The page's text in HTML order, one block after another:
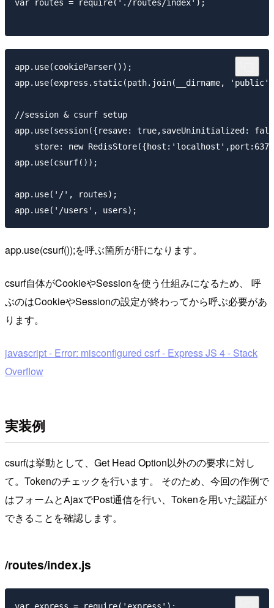
var routes = require('./routes/index');
app.use(cookieParser());
app.use(express.static(path.join(__dirname,
//session & csurf setup
app.use(session({resave: true,saveUninitialized:
store: new
app.use(csurf());
app.use('/', routes);
app.use(csurf());を呼ぶ箇所が肝になります。
csurf自体がCookieやSessionを使う仕組みになるため、 呼
ぶのはCookieやSessionの設定が終わってから呼ぶ必要があ
ります。
javascript - Error: misconfigured csrf - Express JS 4 - Stack
Overflow
実装例
csurfは挙動として、Get Head Option以外のの要求に対し
て。Tokenのチェックを行います。 そのため、今回の作例で
はフォームとAjaxでPost通信を行い、Tokenを用いた認証が
できることを確認します。
/routes/index.js